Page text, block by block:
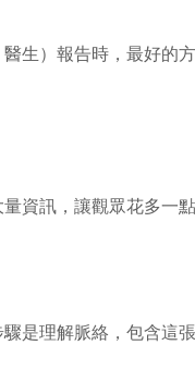
生）報告時，最好的
資訊，讓觀眾花多一
是理解脈絡，包含這